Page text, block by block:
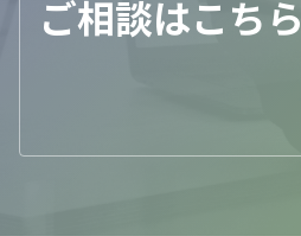
ご相談はこちら